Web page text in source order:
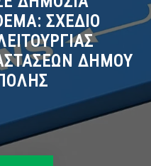
ΣΧΕΔΙΟ
ΔΗΜΟΥ